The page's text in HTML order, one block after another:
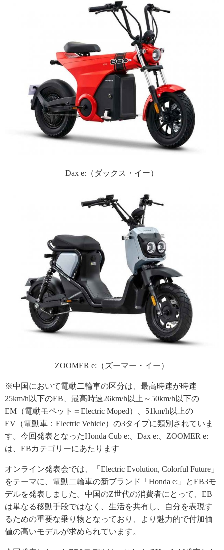
Dax e:（ダックス・イー）
ZOOMER e:（ズーマー・イー）
※中国において電動二輪車の区分は、最高時速が時速
25km/h以下のEB、最高時速26km/h以上～50km/h以下の
EM（電動モペット＝Electric Moped）、51km/h以上の
EV（電動車：Electric Vehicle）の3タイプに類別されていま
す。今回発表となったHonda Cub e:、Dax e:、ZOOMER e:
は、EBカテゴリーにあたります
オンライン発表会では、「Electric Evolution, Colorful Future」
をテーマに、電動二輪車の新ブランド「Honda e:」とEB3モ
デルを発表しました。中国のZ世代の消費者にとって、EB
は単なる移動手段ではなく、生活を共有し、自分を表現す
るための重要な乗り物となっており、より魅力的で付加価
値の高いモデルが求められています。